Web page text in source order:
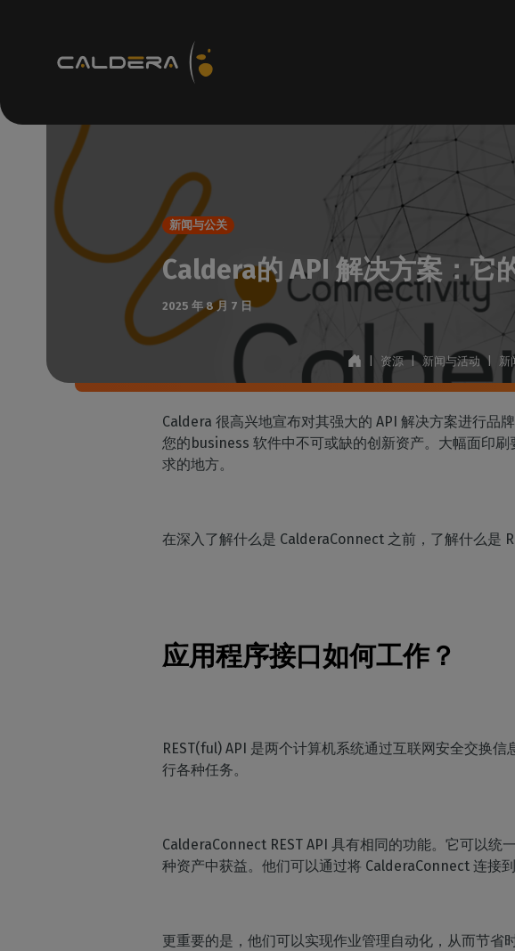
RIP 软件
CalderaRIP
推动您的印刷
CalderaRIP
CalderaRIP 的新
年度订阅
入门级订阅RIP
永久许可证
永久性RIP 许可
了解
优势
DTF - DTGRIP 软件
用于 DTG 印刷的
市场与应用
标识和图案
印刷视觉传播
软标识
在柔性介质上打
包装
在乙烯基承印物
纺织品印花
印花时装和运动装
印花室内装饰
技术资源
支持与热线
如何获得技术支持
知识center
访问我们的技术文档
技术要求
检查硬件和操作系统的兼容性
支持的外设
检查打印机和切割机的兼容性
新闻与公关
Caldera的 API 解决方案：它
2025 年 8 月 7 日
资源 | 新闻与活动 | 新
Caldera 很高兴地宣布对其强大的 API 解决方案进行品
您的business 软件中不可或缺的创新资产。大幅面印
求的地方。
在深入了解什么是 CalderaConnect 之前，了解什么是
应用程序接口如何工作？
REST(ful) API 是两个计算机系统通过互联网安全交换
行各种任务。
CalderaConnect REST API 具有相同的功能。它可以
种资产中获益。他们可以通过将 CalderaConnect 连接
更重要的是，他们可以实现作业管理自动化，从而节